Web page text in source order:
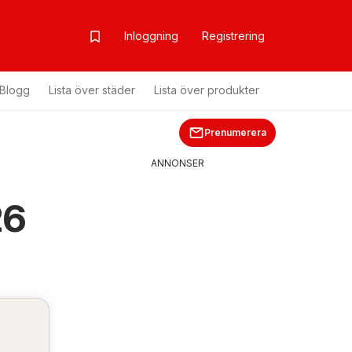
Inloggning Registrering
Blogg Lista över städer Lista över produkter
Prenumerera
ANNONSER